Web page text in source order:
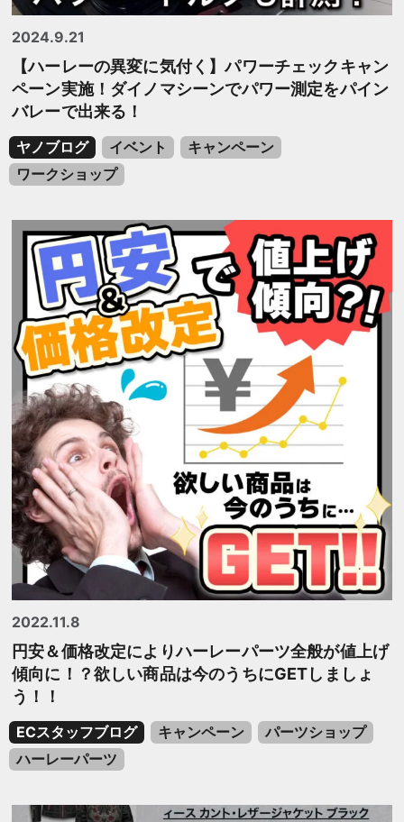
2024.9.21
【ハーレーの異変に気付く】パワーチェックキャン
ペーン実施！ダイノマシーンでパワー測定をパイン
バレーで出来る！
ヤノブログ イベント
キャンペーン
ワークショップ
2022.11.8
円安＆価格改定によりハーレーパーツ全般が値上げ
傾向に！？欲しい商品は今のうちにGETしましょ
う！！
ECスタッフブログ キャンペーン
パーツショップ
ハーレーパーツ